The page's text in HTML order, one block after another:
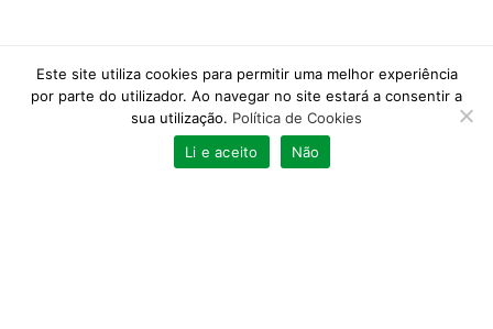
Este site utiliza cookies para permitir uma melhor experiência
por parte do utilizador. Ao navegar no site estará a consentir a
sua utilização. Política de Cookies
Li e aceito
Não